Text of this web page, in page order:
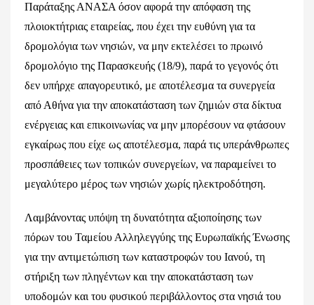
Παράταξης ΑΝΑΣΑ όσον αφορά την απόφαση της
πλοιοκτήτριας εταιρείας, που έχει την ευθύνη για τα
δρομολόγια των νησιών, να μην εκτελέσει το πρωινό
δρομολόγιο της Παρασκευής (18/9), παρά το γεγονός ότι
δεν υπήρχε απαγορευτικό, με αποτέλεσμα τα συνεργεία
από Αθήνα για την αποκατάσταση των ζημιών στα δίκτυα
ενέργειας και επικοινωνίας να μην μπορέσουν να φτάσουν
εγκαίρως που είχε ως αποτέλεσμα, παρά τις υπεράνθρωπες
προσπάθειες των τοπικών συνεργείων, να παραμείνει το
μεγαλύτερο μέρος των νησιών χωρίς ηλεκτροδότηση.
Λαμβάνοντας υπόψη τη δυνατότητα αξιοποίησης των
πόρων του Ταμείου Αλληλεγγύης της Ευρωπαϊκής Ένωσης
για την αντιμετώπιση των καταστροφών του Ιανού, τη
στήριξη των πληγέντων και την αποκατάσταση των
υποδομών και του φυσικού περιβάλλοντος στα νησιά του